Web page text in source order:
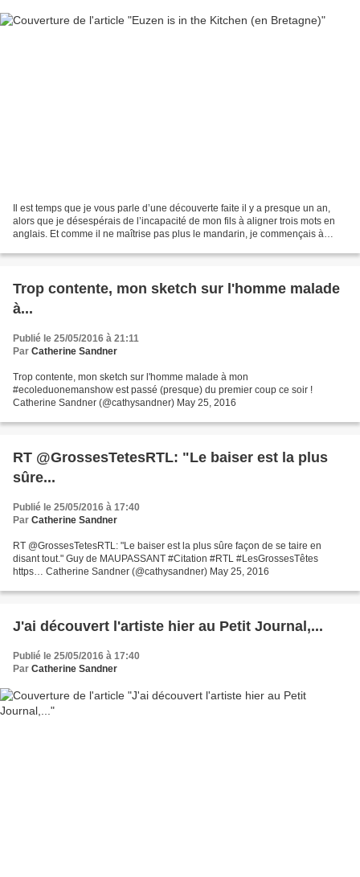
Il est temps que je vous parle d’une découverte faite il y a presque un an,
alors que je désespérais de l’incapacité de mon fils à aligner trois mots en
anglais. Et comme il ne maîtrise pas plus le mandarin, je commençais à
Trop contente, mon sketch sur l'homme malade
à...
Publié le 25/05/2016 à 21:11
Par Catherine Sandner
Trop contente, mon sketch sur l'homme malade à mon
#ecoleduonemanshow est passé (presque) du premier coup ce soir !
Catherine Sandner (@cathysandner) May 25, 2016
RT @GrossesTetesRTL: "Le baiser est la plus
sûre...
Publié le 25/05/2016 à 17:40
Par Catherine Sandner
RT @GrossesTetesRTL: "Le baiser est la plus sûre façon de se taire en
disant tout." Guy de MAUPASSANT #Citation #RTL #LesGrossesTêtes
https… Catherine Sandner (@cathysandner) May 25, 2016
J'ai découvert l'artiste hier au Petit Journal,...
Publié le 25/05/2016 à 17:40
Par Catherine Sandner